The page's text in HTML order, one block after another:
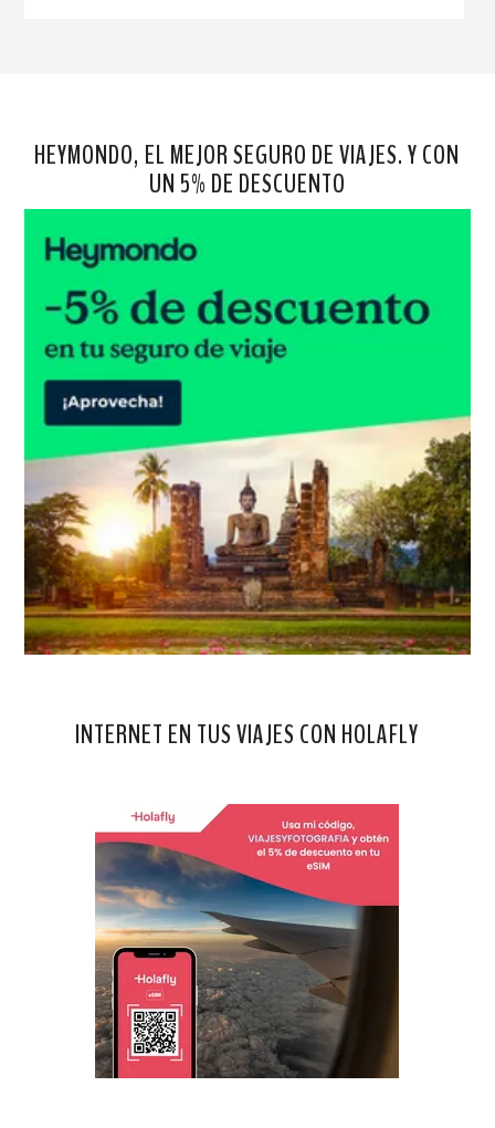
HEYMONDO, EL MEJOR SEGURO DE VIAJES. Y CON
UN 5% DE DESCUENTO
INTERNET EN TUS VIAJES CON HOLAFLY